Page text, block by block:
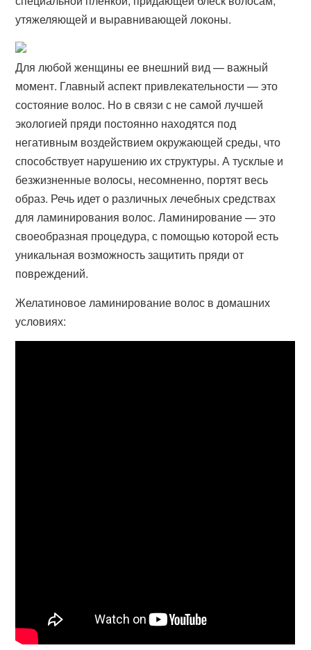
утяжеляющей и выравнивающей локоны.
Для любой женщины ее внешний вид — важный
момент. Главный аспект привлекательности — это
состояние волос. Но в связи с не самой лучшей
экологией пряди постоянно находятся под
негативным воздействием окружающей среды, что
способствует нарушению их структуры. А тусклые и
безжизненные волосы, несомненно, портят весь
образ. Речь идет о различных лечебных средствах
для ламинирования волос. Ламинирование — это
своеобразная процедура, с помощью которой есть
уникальная возможность защитить пряди от
повреждений.
Желатиновое ламинирование волос в домашних
условиях: